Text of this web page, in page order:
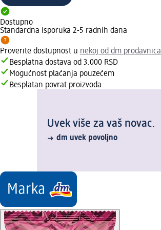
Dostupno
Standardna isporuka 2-5 radnih dana
Proverite dostupnost u nekoj od dm prodavnica
Besplatna dostava od 3.000 RSD
Mogućnost plaćanja pouzećem
Besplatan povrat proizvoda
Uvek više za vaš novac.
dm uvek povoljno